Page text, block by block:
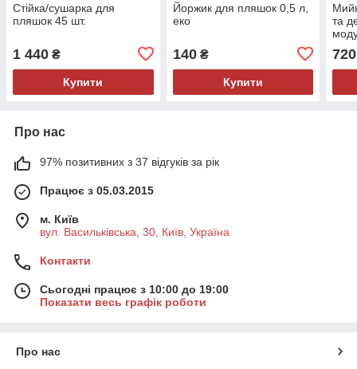
Стійка/сушарка для
пляшок 45 шт.
1 440 ₴
Купити
Йоржик для пляшок 0,5 л,
еко
140₴
Купити
та
720
Про нас
97% позитивних з 37 відгуків за рік
Працює з 05.03.2015
м. Київ
вул. Васильківська, 30, Київ, Україна
Контакти
Сьогодні працює з 10:00 до 19:00
Показати весь графік роботи
Про нас